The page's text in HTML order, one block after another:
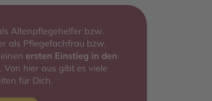
Altenpflegehelfer bzw.
als Pflegefachfrau bzw.
ersten Einstieg in den
. Von hier aus gibt es viele
für Dich.